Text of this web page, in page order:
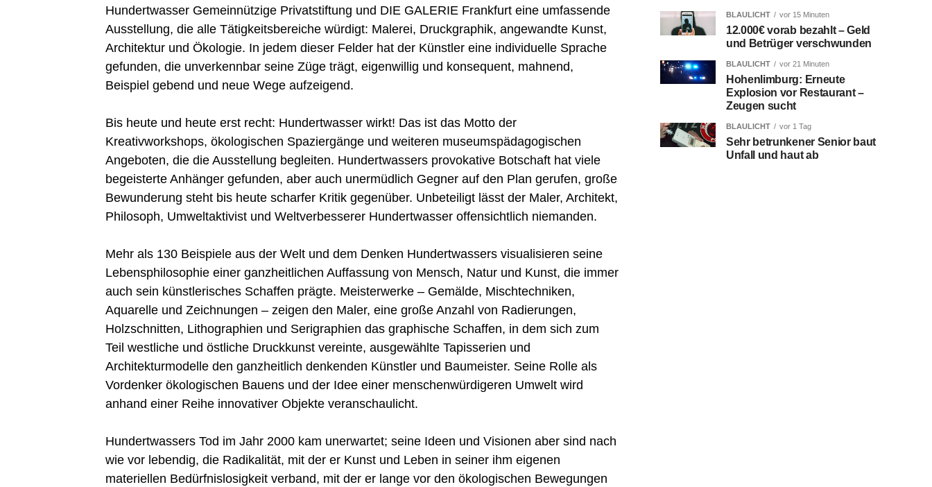
Hundertwasser Gemeinnützige Privatstiftung und DIE GALERIE Frankfurt eine umfassende
Ausstellung, die alle Tätigkeitsbereiche würdigt: Malerei, Druckgraphik, angewandte Kunst,
Architektur und Ökologie. In jedem dieser Felder hat der Künstler eine individuelle Sprache
gefunden, die unverkennbar seine Züge trägt, eigenwillig und konsequent, mahnend,
Beispiel gebend und neue Wege aufzeigend.
Bis heute und heute erst recht: Hundertwasser wirkt! Das ist das Motto der
Kreativworkshops, ökologischen Spaziergänge und weiteren museumspädagogischen
Angeboten, die die Ausstellung begleiten. Hundertwassers provokative Botschaft hat viele
begeisterte Anhänger gefunden, aber auch unermüdlich Gegner auf den Plan gerufen, große
Bewunderung steht bis heute scharfer Kritik gegenüber. Unbeteiligt lässt der Maler, Architekt,
Philosoph, Umweltaktivist und Weltverbesserer Hundertwasser offensichtlich niemanden.
Mehr als 130 Beispiele aus der Welt und dem Denken Hundertwassers visualisieren seine
Lebensphilosophie einer ganzheitlichen Auffassung von Mensch, Natur und Kunst, die immer
auch sein künstlerisches Schaffen prägte. Meisterwerke – Gemälde, Mischtechniken,
Aquarelle und Zeichnungen – zeigen den Maler, eine große Anzahl von Radierungen,
Holzschnitten, Lithographien und Serigraphien das graphische Schaffen, in dem sich zum
Teil westliche und östliche Druckkunst vereinte, ausgewählte Tapisserien und
Architekturmodelle den ganzheitlich denkenden Künstler und Baumeister. Seine Rolle als
Vordenker ökologischen Bauens und der Idee einer menschenwürdigeren Umwelt wird
anhand einer Reihe innovativer Objekte veranschaulicht.
Hundertwassers Tod im Jahr 2000 kam unerwartet; seine Ideen und Visionen aber sind nach
wie vor lebendig, die Radikalität, mit der er Kunst und Leben in seiner ihm eigenen
materiellen Bedürfnislosigkeit verband, mit der er lange vor den ökologischen Bewegungen
BLAULICHT vor 15 Minuten
12.000€ vorab bezahlt – Geld
und Betrüger verschwunden
BLAULICHT vor 21 Minuten
Hohenlimburg: Erneute
Explosion vor Restaurant –
Zeugen sucht
BLAULICHT vor 1 Tag
Sehr betrunkener Senior baut
Unfall und haut ab